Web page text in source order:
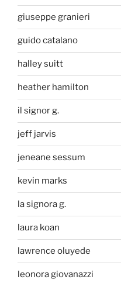
giuseppe granieri
guido catalano
halley suitt
heather hamilton
il signor g.
jeff jarvis
jeneane sessum
kevin marks
la signora g.
laura koan
lawrence oluyede
leonora giovanazzi